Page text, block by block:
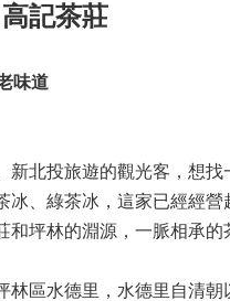
記茶莊
味道
新北投旅遊的觀光客，想
冰、綠茶冰，這家已經經
和坪林的淵源，一脈相承的
林區水德里，水德里自清